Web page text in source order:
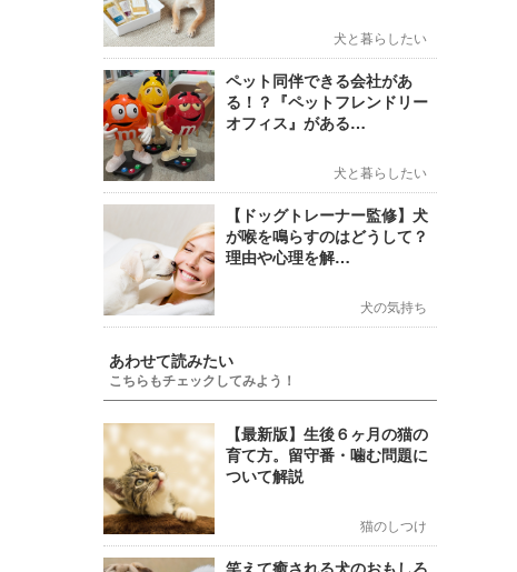
犬と暮らしたい
ペット同伴できる会社があ
る！？『ペットフレンドリー
オフィス』がある…
犬と暮らしたい
【ドッグトレーナー監修】犬
が喉を鳴らすのはどうして？
理由や心理を解…
犬の気持ち
あわせて読みたい
こちらもチェックしてみよう！
【最新版】生後６ヶ月の猫の
育て方。留守番・噛む問題に
ついて解説
猫のしつけ
笑えて癒される犬のおもしろ